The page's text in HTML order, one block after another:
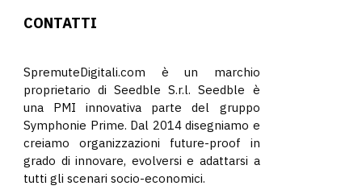
CONTATTI
SpremuteDigitali.com è un marchio
proprietario di Seedble S.r.l. Seedble è
una PMI innovativa parte del gruppo
Symphonie Prime. Dal 2014 disegniamo e
creiamo organizzazioni future-proof in
grado di innovare, evolversi e adattarsi a
tutti gli scenari socio-economici.